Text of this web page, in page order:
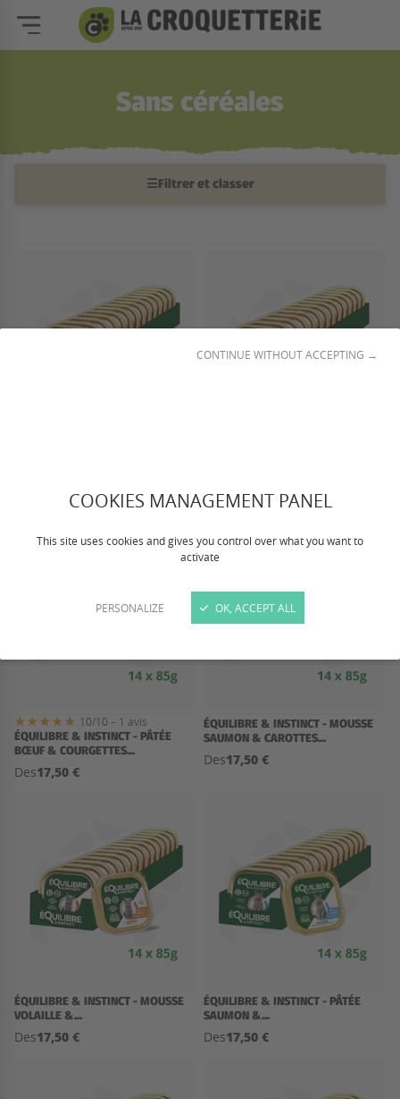
COOKIES MANAGEMENT PANEL
This site uses cookies and gives you control over what you want to
activate
PERSONALIZE
CONTINUE WITHOUT ACCEPTING →
OK, ACCEPT ALL
Sans céréales
☰Filtrer et classer
17,50 € Des17,50 €
10/10 – 1 avis
ÉQUILIBRE & INSTINCT - PÂTÉE
BŒUF & COURGETTES...
Des17,50 €
ÉQUILIBRE & INSTINCT - MOUSSE
SAUMON & CAROTTES...
Des17,50 €
ÉQUILIBRE & INSTINCT - MOUSSE
VOLAILLE &...
Des17,50 €
ÉQUILIBRE & INSTINCT - PÂTÉE
SAUMON &...
Des17,50 €